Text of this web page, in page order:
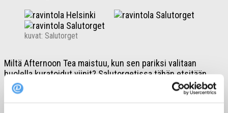
kuvat: Salutorget
Miltä Afternoon Tea maistuu, kun sen pariksi valitaan
huolella kuratoidut viinit? Salutorgetissa tähän etsitään
vastausta helmikuun alussa, kun iltapäivä saa uuden,
elegantin sävyn.